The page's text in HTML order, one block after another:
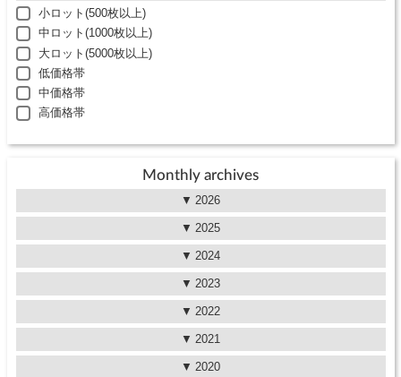
小ロット(500枚以上)
中ロット(1000枚以上)
大ロット(5000枚以上)
低価格帯
中価格帯
高価格帯
Monthly archives
2026
2025
2024
2023
2022
2021
2020